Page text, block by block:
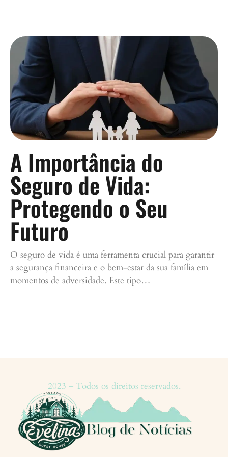
A Importância do
Seguro de Vida:
Protegendo o Seu
Futuro
O seguro de vida é uma ferramenta crucial para garantir
a segurança financeira e o bem-estar da sua família em
momentos de adversidade. Este tipo…
2023 – Todos os direitos reservados.